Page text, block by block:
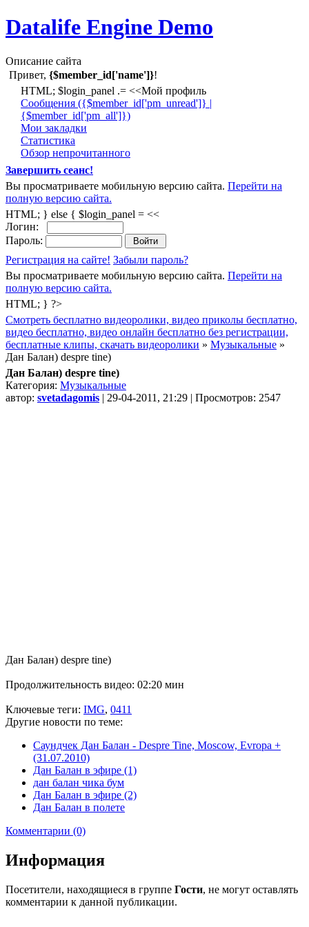
Datalife Engine Demo
Описание сайта
Привет, {$member_id['name']}!
HTML; $login_panel .= <<Мой профиль
Cообщения ({$member_id['pm_unread']} |
{$member_id['pm_all']})
Мои закладки
Статистика
Обзор непрочитанного
Завершить сеанс!
Вы просматриваете мобильную версию сайта. Перейти на
полную версию сайта.
HTML; } else { $login_panel = <<
Логин:
Пароль:
Регистрация на сайте! Забыли пароль?
Вы просматриваете мобильную версию сайта. Перейти на
полную версию сайта.
HTML; } ?>
Смотреть бесплатно видеоролики, видео приколы бесплатно,
видео бесплатно, видео онлайн бесплатно без регистрации,
бесплатные клипы, скачать видеоролики » Музыкальные »
Дан Балан) despre tine)
Дан Балан) despre tine)
Категория: Музыкальные
автор: svetadagomis | 29-04-2011, 21:29 | Просмотров: 2547
Дан Балан) despre tine)
Продолжительность видео: 02:20 мин
Ключевые теги: IMG, 0411
Другие новости по теме:
Саундчек Дан Балан - Despre Tine, Moscow, Evropa +
(31.07.2010)
Дан Балан в эфире (1)
дан балан чика бум
Дан Балан в эфире (2)
Дан Балан в полете
Комментарии (0)
Информация
Посетители, находящиеся в группе Гости, не могут оставлять
комментарии к данной публикации.